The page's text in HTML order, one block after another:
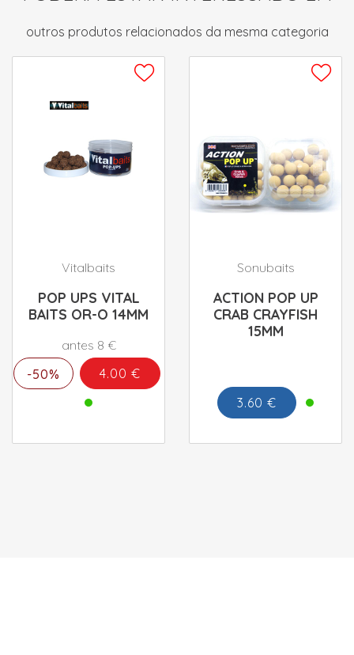
outros produtos relacionados da mesma categoria
Vitalbaits
POP UPS VITAL
BAITS OR-O 14MM
antes 8 €
-50%
4.00 €
Sonubaits
ACTION POP UP
CRAB CRAYFISH
15MM
3.60 €